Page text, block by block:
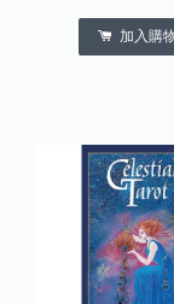
加入購